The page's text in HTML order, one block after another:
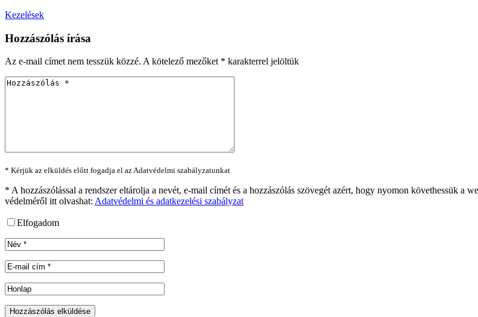
Kezelések
Hozzászólás írása
Az e-mail címet nem tesszük közzé. A kötelező mezőket * karakterrel jelöltük
* Kérjük az elküldés előtt fogadja el az Adatvédelmi szabályzatunkat
* A hozzászólással a rendszer eltárolja a nevét, e-mail címét és a hozzászólás szövegét azért, hogy nyomon követhessük a
védelméről itt olvashat: Adatvédelmi és adatkezelési szabályzat
Elfogadom